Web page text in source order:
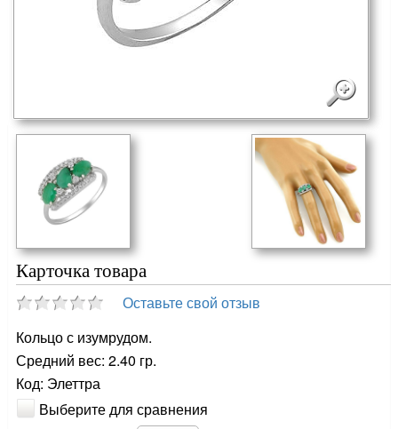
Карточка товара
Оставьте свой отзыв
Кольцо с изумрудом.
Средний вес: 2.40 гр.
Код: Элеттра
Выберите для сравнения